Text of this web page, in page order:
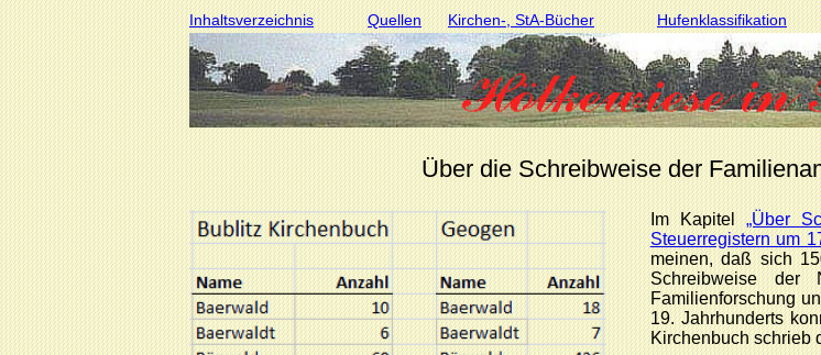
Inhaltsverzeichnis Quellen Kirchen-, StA-Bücher Hufenklassifikation
Über die Schreibweise der
Im Kapitel „Über
Steuerregistern um
meinen, daß sich
Schreibweise
Familienforschung
19. Jahrhunderts
Kirchenbuch schrieb